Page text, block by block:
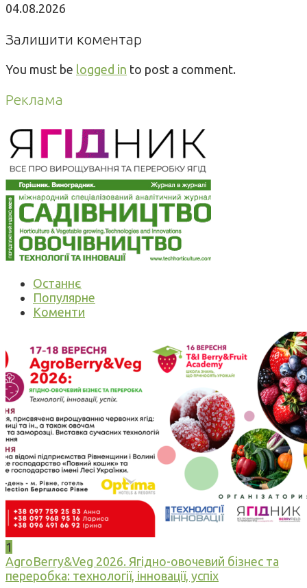
04.08.2026
Залишити коментар
You must be logged in to post a comment.
Реклама
Останнє
Популярне
Коменти
1
AgroBerry&Veg 2026. Ягідно-овочевий бізнес та
переробка: технології, інновації, успіх